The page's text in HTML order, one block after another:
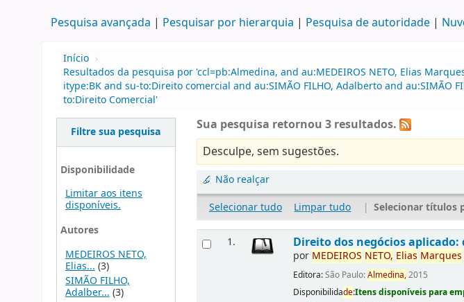
Pesquisa avançada Pesquisar por hierarquia Pesquisa de autoridade
Início ›
Resultados da pesquisa por 'ccl=pb:Almedina, and au:MEDEIROS NETO, Elias
itype:BK and su-to:Direito comercial and au:SIMÃO FILHO, Adalberto and au:SIMÃO
to:Direito Comercial'
Filtre sua pesquisa
Disponibilidade
Limitar aos itens
disponíveis.
Autores
MEDEIROS NETO,
Elias... (3)
SIMÃO FILHO,
Adalber...(3)
Sua pesquisa retornou 3 resultados.
Desculpe, sem sugestões.
Não realçar
Selecionar tudo
Limpar tudo | Selecionar títulos
1. Direito dos negócios
por MEDEIROS NETO, Elias Marques
Editora:São Paulo:Almedina,2015
Disponibilidade:Itens disponíveis para